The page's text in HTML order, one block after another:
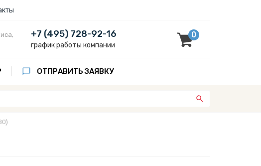
+7 (495) 728-92-16
график работы компании
0
ОТПРАВИТЬ ЗАЯВКУ